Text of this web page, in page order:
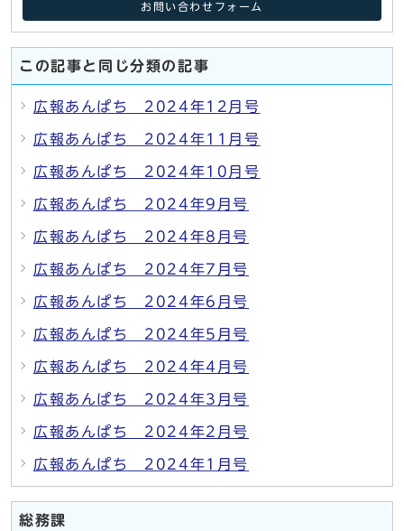
お問い合わせフォーム
この記事と同じ分類の記事
広報あんぱち 2024年12月号
広報あんぱち 2024年11月号
広報あんぱち 2024年10月号
広報あんぱち 2024年9月号
広報あんぱち 2024年8月号
広報あんぱち 2024年7月号
広報あんぱち 2024年6月号
広報あんぱち 2024年5月号
広報あんぱち 2024年4月号
広報あんぱち 2024年3月号
広報あんぱち 2024年2月号
広報あんぱち 2024年1月号
総務課